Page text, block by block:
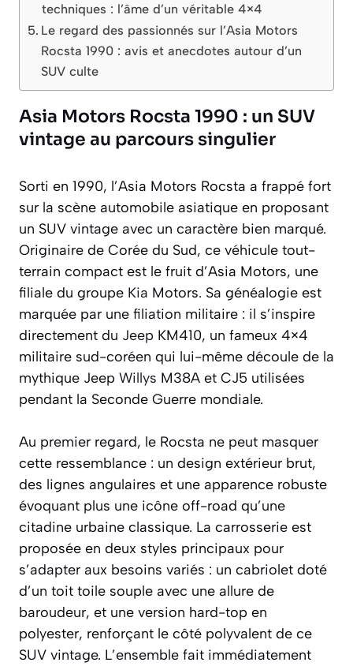
techniques : l’âme d’un véritable 4×4
Le regard des passionnés sur l’Asia Motors
Rocsta 1990 : avis et anecdotes autour d’un
SUV culte
Asia Motors Rocsta 1990 : un SUV
vintage au parcours singulier
Sorti en 1990, l’Asia Motors Rocsta a frappé fort
sur la scène automobile asiatique en proposant
un SUV vintage avec un caractère bien marqué.
Originaire de Corée du Sud, ce véhicule tout-
terrain compact est le fruit d’Asia Motors, une
filiale du groupe Kia Motors. Sa généalogie est
marquée par une filiation militaire : il s’inspire
directement du Jeep KM410, un fameux 4×4
militaire sud-coréen qui lui-même découle de la
mythique Jeep Willys M38A et CJ5 utilisées
pendant la Seconde Guerre mondiale.
Au premier regard, le Rocsta ne peut masquer
cette ressemblance : un design extérieur brut,
des lignes angulaires et une apparence robuste
évoquant plus une icône off-road qu’une
citadine urbaine classique. La carrosserie est
proposée en deux styles principaux pour
s’adapter aux besoins variés : un cabriolet doté
d’un toit toile souple avec une allure de
baroudeur, et une version hard-top en
polyester, renforçant le côté polyvalent de ce
SUV vintage. L’ensemble fait immédiatement